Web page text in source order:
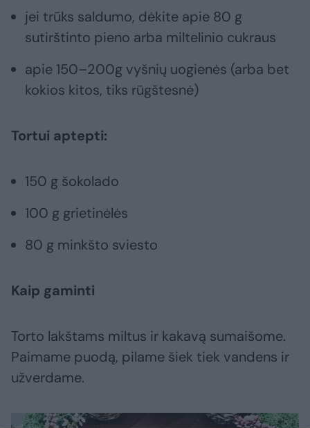
jei trūks saldumo, dėkite apie 80 g
sutirštinto pieno arba miltelinio cukraus
apie 150–200g vyšnių uogienės (arba bet
kokios kitos, tiks rūgštesnė)
Tortui aptepti:
150 g šokolado
100 g grietinėlės
80 g minkšto sviesto
Kaip gaminti
Torto lakštams miltus ir kakavą sumaišome.
Paimame puodą, pilame šiek tiek vandens ir
užverdame.